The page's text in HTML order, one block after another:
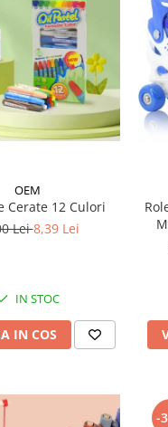
OEM
Cerate 12 Culori
Lei8,39 Lei
IN STOC
IN COS
-